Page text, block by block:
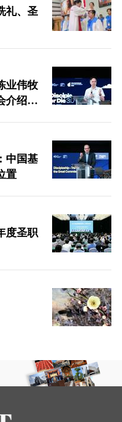
礼、圣
业伟牧
介绍福
中国基
置
度圣职